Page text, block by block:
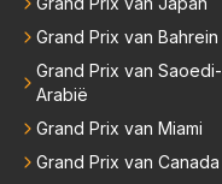
Grand Prix van Bahrein
Grand Prix van Saoedi-
Arabië
Grand Prix van Miami
Grand Prix van Canada